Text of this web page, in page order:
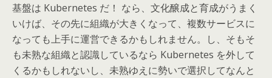
基盤は Kubernetes だ！ なら、文化醸成と育成がうまく
いけば、その先に組織が大きくなって、複数サービスに
なっても上手に運営できるかもしれません。し、そもそ
も未熟な組織と認識しているなら Kubernetes を外して
くるかもしれないし、未熟ゆえに勢いで選択してなんと